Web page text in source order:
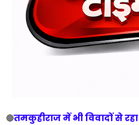
🔴तमकुहीराज में भी विवादों से रहा